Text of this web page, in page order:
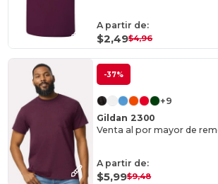
A partir de:
$2,49$4,96
-37%
+9
Gildan 2300
A partir de:
$5,99$9,48